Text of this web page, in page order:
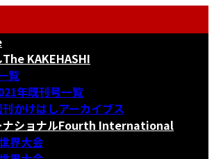
The KAKEHASHI
覧
年既刊号一覧
かけはしアーカイブス
ショナルFourth International
界大会